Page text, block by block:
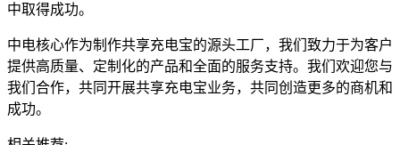
中取得成功。
中电核心作为制作共享充电宝的源头工厂，我们致力于为客户
提供高质量、定制化的产品和全面的服务支持。我们欢迎您与
我们合作，共同开展共享充电宝业务，共同创造更多的商机和
成功。